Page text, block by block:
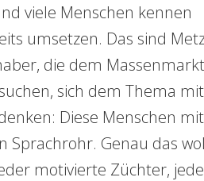
viele Menschen kennen
umsetzen. Das sind
die dem Massenmarkt
sich dem Thema mit
Diese Menschen mit
Sprachrohr. Genau das
motivierte Züchter,